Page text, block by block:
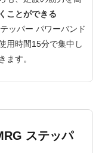
ことができる
ッパー パワーバンド
用時間15分で集中し
ます。
ステッパ